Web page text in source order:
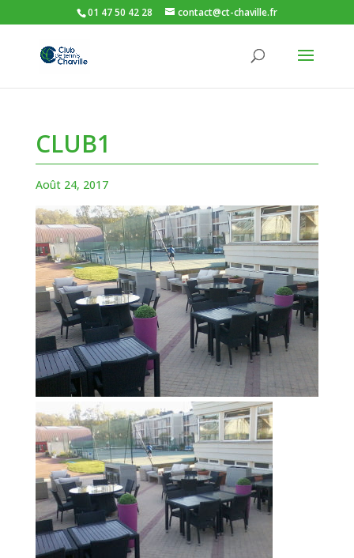
01 47 50 42 28 contact@ct-chaville.fr
CLUB1
Août 24, 2017